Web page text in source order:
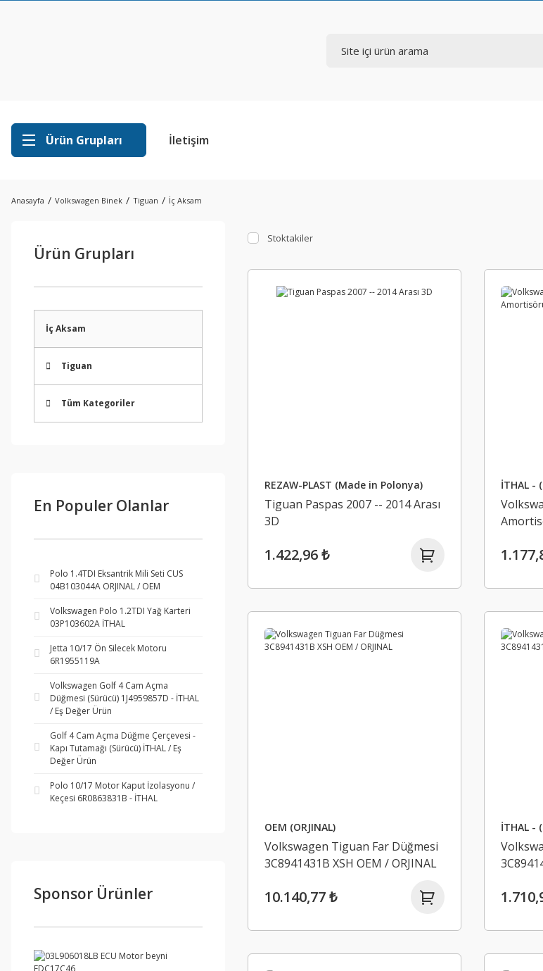
Ürün Grupları İletişim
Anasayfa Volkswagen Binek Tiguan İç Aksam
Ürün Grupları
İç Aksam
Tiguan
Tüm Kategoriler
En Populer Olanlar
Polo 1.4TDI Eksantrik Mili Seti CUS
04B103044A ORJINAL / OEM
Volkswagen Polo 1.2TDI Yağ Karteri
03P103602A İTHAL
Jetta 10/17 Ön Silecek Motoru
6R1955119A
Volkswagen Golf 4 Cam Açma
Düğmesi (Sürücü) 1J4959857D - İTHAL
/ Eş Değer Ürün
Golf 4 Cam Açma Düğme Çerçevesi -
Kapı Tutamağı (Sürücü) İTHAL / Eş
Değer Ürün
Polo 10/17 Motor Kaput İzolasyonu /
Keçesi 6R0863831B - İTHAL
Sponsor Ürünler
Stoktakiler
REZAW-PLAST (Made in Polonya)
Tiguan Paspas 2007 -- 2014 Arası
3D
1.422,96 ₺
İTHAL -
OEM (ORJINAL)
Volkswagen Tiguan Far Düğmesi
3C8941431B XSH OEM / ORJINAL
10.140,77 ₺
İTHAL -